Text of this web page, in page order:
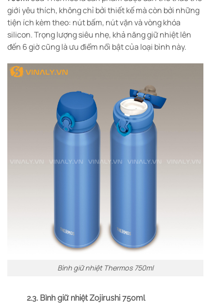
giới yêu thích, không chỉ bởi thiết kế mà còn bởi những
tiện ích kèm theo: nút bấm, nút vặn và vòng khóa
silicon. Trọng lượng siêu nhẹ, khả năng giữ nhiệt lên
đến 6 giờ cũng là ưu điểm nổi bật của loại bình này.
Bình giữ nhiệt Thermos 750ml
2.3. Bình giữ nhiệt Zojirushi 750ml